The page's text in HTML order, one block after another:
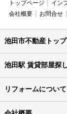
トップページ イン
会社概要
お問合せ
池田市不動産トップ
池田駅 賃貸部屋探
リフォームについて